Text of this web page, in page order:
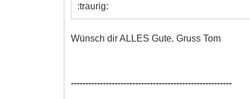
:traurig:
Wünsch dir ALLES Gute. Gruss Tom
-------------------------------------------------------